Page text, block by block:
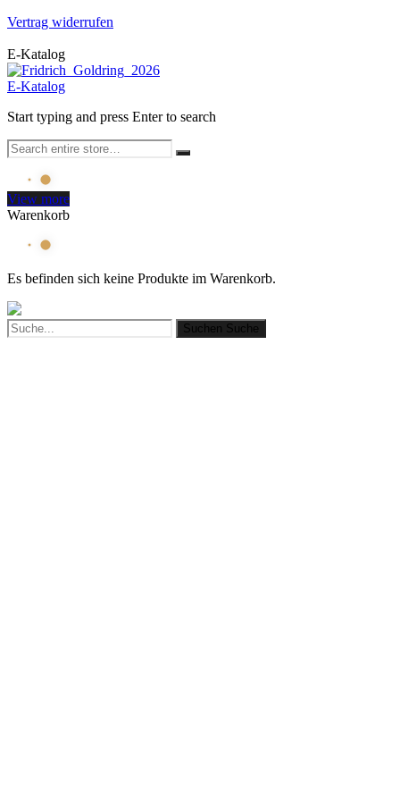
Vertrag widerrufen
E-Katalog
E-Katalog
Start typing and press Enter to search
View more
Warenkorb
Es befinden sich keine Produkte im Warenkorb.
Suchen Suche